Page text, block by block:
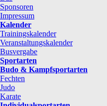
Sponsoren
Impressum
Kalender
Trainingskalender
Veranstaltungskalender
Busvergabe
Sportarten
Budo & Kampfsportarten
Fechten
Judo
Karate